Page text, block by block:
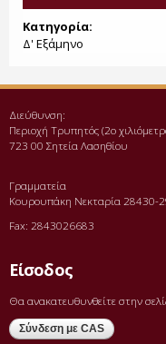
Κατηγορία:
Δ' Εξάμηνο
Διεύθυνση:
Περιοχή Τρυπητός (2o
723 00 Σητεία Λασηθίου
Γραμματεία
Κουρουπάκη Νεκταρία 28430-
Fax: 2843026683
Είσοδος
Θα ανακατευθυνθείτε στην